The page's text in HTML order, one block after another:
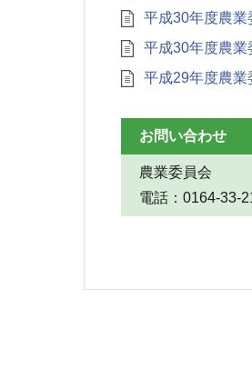
平成30年度農業
平成30年度農
平成29年度農業
お問い合わせ
農業委員会
電話：